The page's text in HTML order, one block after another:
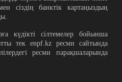
сіздің банктік картаңыздың
күдікті сілтемелер бойынша
тек enpf.kz ресми сайтында
ресми парақшаларында